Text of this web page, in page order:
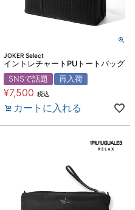
JOKER Select
イントレチャートPUトートバッグ
SNSで話題
再入荷
¥7,500 税込
カートに入れる